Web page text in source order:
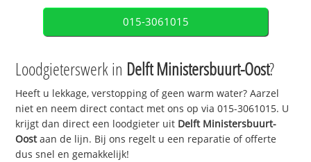
015-3061015
Loodgieterswerk in Delft Ministersbuurt-Oost?
Heeft u lekkage, verstopping of geen warm water? Aarzel
niet en neem direct contact met ons op via 015-3061015. U
krijgt dan direct een loodgieter uit Delft Ministersbuurt-
Oostaan de lijn. Bij ons regelt u een reparatie of offerte
dus snel en gemakkelijk!